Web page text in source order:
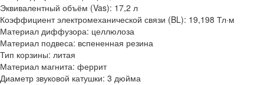
Эквивалентный объём (Vas): 17,2 л
Коэффициент электромеханической связи (BL): 19,198 Тл·м
Материал диффузора: целлюлоза
Материал подвеса: вспененная резина
Тип корзины: литая
Материал магнита: феррит
Диаметр звуковой катушки: 3 дюйма